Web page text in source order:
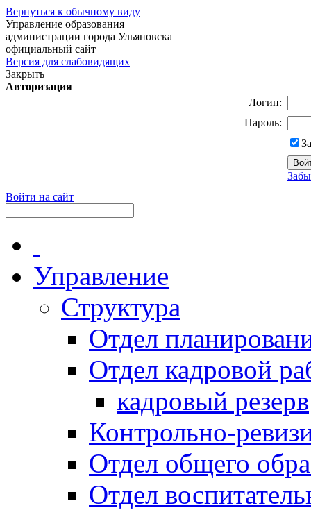
Вернуться к обычному виду
Управление образования
администрации города Ульяновска
официальный сайт
Версия для слабовидящих
Закрыть
Авторизация
Логин:
Пароль:
Войти на сайт
Управление
Структура
Отдел
Отдел кадровой
кадровый резерв
Контрольно-
Отдел общего
Отдел